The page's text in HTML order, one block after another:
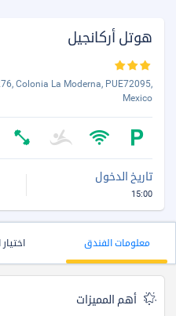
هوتل أركانجيل
Colonia La Moderna, PUE72095,
Mexico
تاريخ الدخول
15:00
معلومات الفندق
أهم المميزات